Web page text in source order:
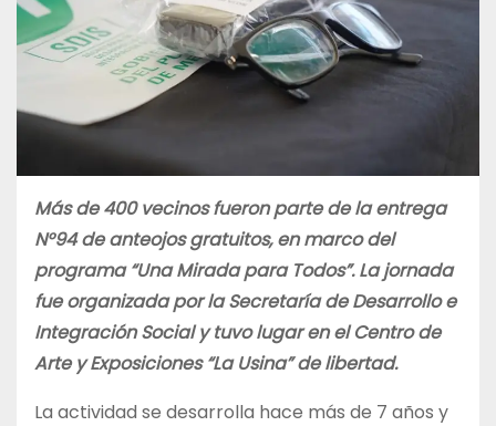
Más de 400 vecinos fueron parte de la entrega
N°94 de anteojos gratuitos, en marco del
programa “Una Mirada para Todos”. La jornada
fue organizada por laSecretaría de Desarrollo e
Integración Socialytuvo lugar en el Centro de
Arte y Exposiciones “La Usina” de libertad.
La actividad se desarrolla hace más de 7 años y